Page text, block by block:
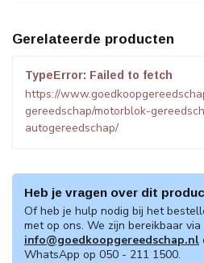
Gerelateerde producten
TypeError: Failed to fetch
https://
gereedschap/motorblok-
autogereedschap/
Heb je vragen over dit
Of heb je hulp nodig bij het
met op ons. We zijn bereikbaar via
info@goedkoopgereedschap.nl
WhatsApp op 050 - 211 1500.